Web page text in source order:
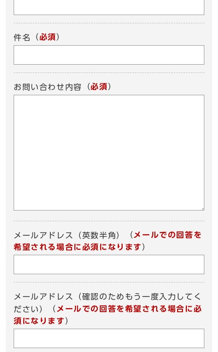
件名 （必須）
お問い合わせ内容 （必須）
メールアドレス（英数半角） （ メールでの回答を
希望される場合に必須になります ）
メールアドレス（確認のためもう一度入力してく
ださい）
（ メールでの回答を希望される場合に必
須になります ）